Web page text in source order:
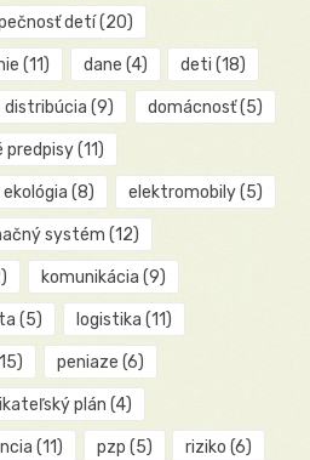
detí(20)
(11) dane (4) deti (18)
distribúcia (9) domácnosť(5)
predpisy(11)
ekológia (8) elektromobily(5)
systém (12)
komunikácia (9)
(5) logistika (11)
peniaze (6)
plán (4)
(11) pzp (5) riziko (6)